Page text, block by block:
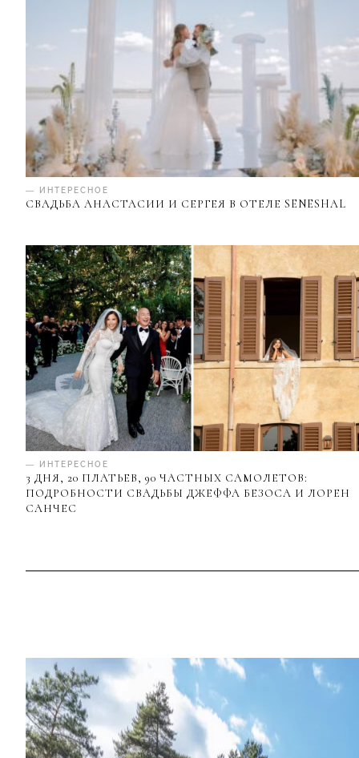
— ИНТЕРЕСНОЕ
СВАДЬБА АНАСТАСИИ И СЕРГЕЯ В ОТЕЛЕ SENESHAL
— ИНТЕРЕСНОЕ
3 ДНЯ, 20 ПЛАТЬЕВ, 90 ЧАСТНЫХ САМОЛЕТОВ:
ПОДРОБНОСТИ СВАДЬБЫ ДЖЕФФА БЕЗОСА И ЛОРЕН
САНЧЕС